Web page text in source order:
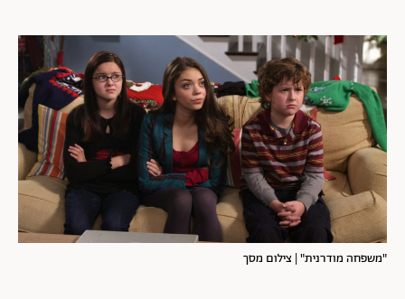
"משפחה מודרנית" | צילום מסך